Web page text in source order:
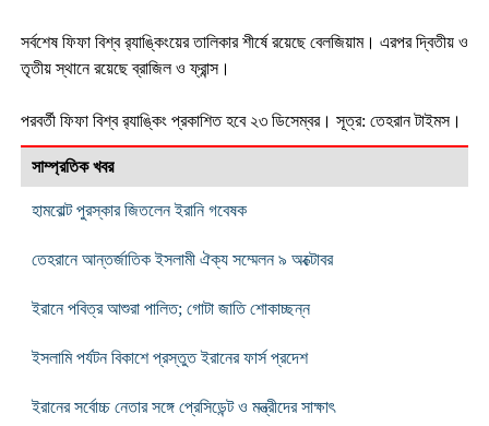
সর্বশেষ ফিফা বিশ্ব র‌্যাঙ্কিংয়ের তালিকার শীর্ষে রয়েছে বেলজিয়াম। এরপর দ্বিতীয় ও
তৃতীয় স্থানে রয়েছে ব্রাজিল ও ফ্রান্স।
পরবর্তী ফিফা বিশ্ব র‌্যাঙ্কিং প্রকাশিত হবে ২৩ ডিসেম্বর। সূত্র: তেহরান টাইমস।
সাম্প্রতিক খবর
হামবোল্ট পুরস্কার জিতলেন ইরানি গবেষক
তেহরানে আন্তর্জাতিক ইসলামী ঐক্য সম্মেলন ৯ অক্টোবর
ইরানে পবিত্র আশুরা পালিত; গোটা জাতি শোকাচ্ছন্ন
ইসলামি পর্যটন বিকাশে প্রস্তুত ইরানের ফার্স প্রদেশ
ইরানের সর্বোচ্চ নেতার সঙ্গে প্রেসিডেন্ট ও মন্ত্রীদের সাক্ষাৎ